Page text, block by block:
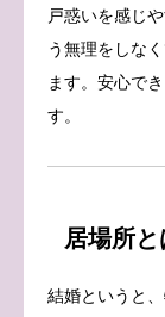
戸惑いを感じ
う無理をしな
ます。安心で
す。
居場所
結婚というと